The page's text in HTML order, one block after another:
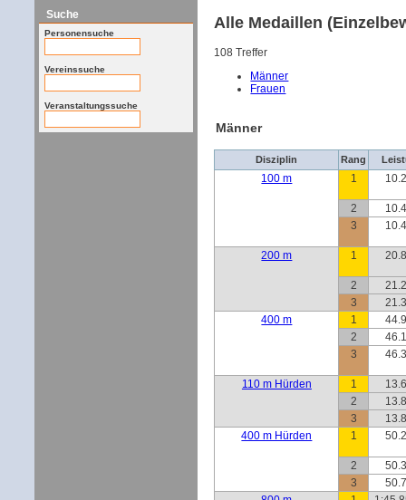
Suche
Personensuche
Vereinssuche
Veranstaltungssuche
Alle Medaillen
108 Treffer
Männer
Frauen
Männer
Disziplin Rang
100 m 1
2
3
200 m 1
2
3
400 m
1
2
3
110 m Hürden 1
2
3
400 m Hürden
1
2
3